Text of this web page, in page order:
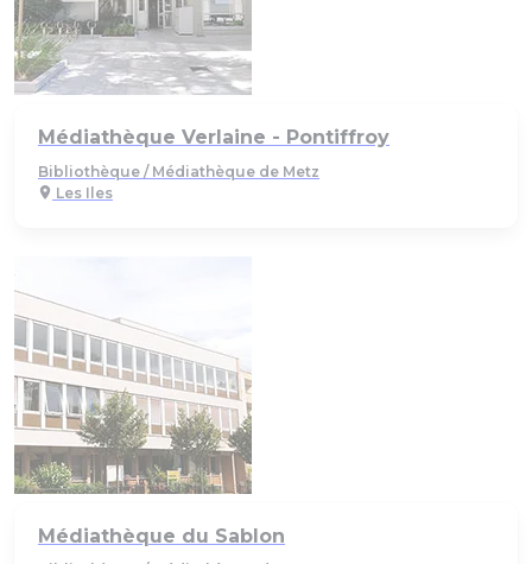
Médiathèque Verlaine - Pontiffroy
Bibliothèque / Médiathèque de Metz
Les Iles
Médiathèque du Sablon